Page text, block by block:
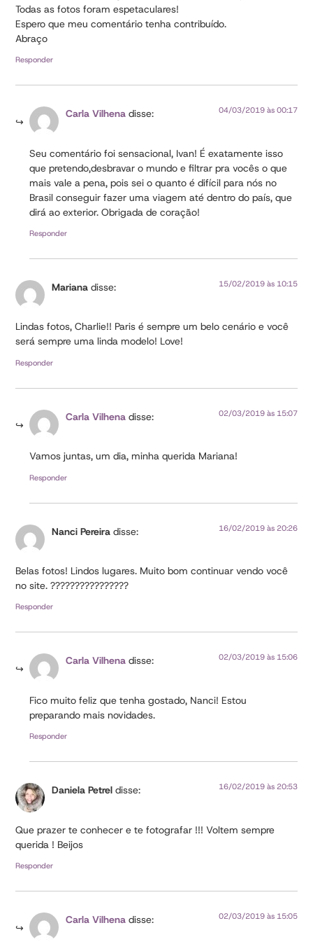
Todas as fotos foram espetaculares!
Espero que meu comentário tenha contribuído.
Abraço
Responder
Carla Vilhena disse: 04/03/2019 às 00:17
Seu comentário foi sensacional, Ivan! É exatamente isso
que pretendo,desbravar o mundo e filtrar pra vocês o que
mais vale a pena, pois sei o quanto é difícil para nós no
Brasil conseguir fazer uma viagem até dentro do país, que
dirá ao exterior. Obrigada de coração!
Responder
Mariana disse: 15/02/2019 às 10:15
Lindas fotos, Charlie!! Paris é sempre um belo cenário e você
será sempre uma linda modelo! Love!
Responder
Carla Vilhena disse: 02/03/2019 às 15:07
Vamos juntas, um dia, minha querida Mariana!
Responder
Nanci Pereira disse: 16/02/2019 às 20:26
Belas fotos! Lindos lugares. Muito bom continuar vendo você
no site. ????????????????
Responder
Carla Vilhena disse: 02/03/2019 às 15:06
Fico muito feliz que tenha gostado, Nanci! Estou
preparando mais novidades.
Responder
Daniela Petrel disse: 16/02/2019 às 20:53
Que prazer te conhecer e te fotografar !!! Voltem sempre
querida ! Beijos
Responder
Carla Vilhena disse: 02/03/2019 às 15:05